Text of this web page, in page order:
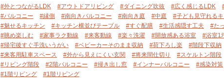
#外とつながるLDK #アウトドアリビング #ダイニング吹抜 #広く感じるLDK
#バルコニー
#縁側 #南向きバルコニー #南向き庭 #中庭 #子ども見守れる
#魅せるキッチン
#キッチン横並びテーブル #すぐ配膳 #生活感隠す工夫 #た
#眺め楽しむ
#家事ラク動線 #来客動線 #楽々洗濯 #開放感ある浴室 #浴室1
#帰宅後すぐ手洗いうがい
#ベビーカーそのまま収納 #荷下ろし楽 #階段下収納
#来客用駐車スペース
#外から見えにくい玄関 #将来間仕切り #スケルトン階段
#リビング階段
#2階バルコニー #掃き出し窓 #インナーバルコニー #感染対策
#1階リビング
#1階リビング